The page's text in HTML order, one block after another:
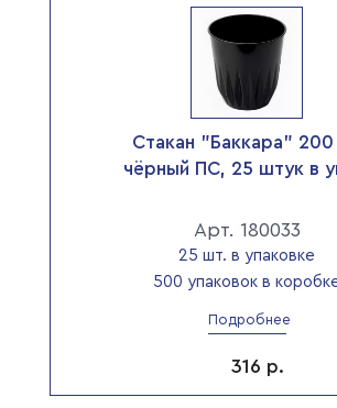
Стакан "Баккара"
чёрный ПС, 25 штук в
Арт. 180033
25 шт. в упаковке
500 упаковок в
Подробнее
316 р.